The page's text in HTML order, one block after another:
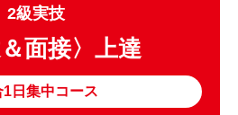
2級実技
＆面接〉上達
1日集中コース